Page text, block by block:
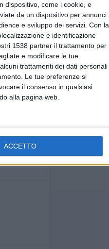
dispositivo, come i cookie, e
da un dispositivo per annunci
e sviluppo dei servizi. Con la
e identificazione
1538 partner il trattamento per
e modificare le tue
trattamenti dei dati personali
Le tue preferenze si
il consenso in qualsiasi
alla pagina web.
ACCETTO
TOTALE
35
AVVERSARI